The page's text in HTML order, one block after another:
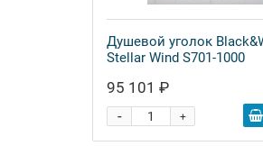
Душевой уголок
Stellar Wind S701-1000
95 101 ₽
+
-